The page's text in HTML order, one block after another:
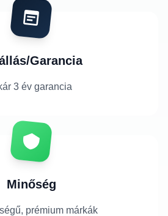
Garancia
3 év garancia
Minőség
prémium márkák